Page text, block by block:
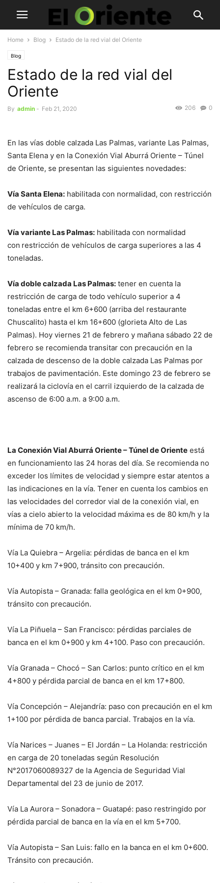
Home Blog Estado de la red vial del Oriente
Blog
Estado de la red vial del
Oriente
By admin - Feb 21, 2020 0
206
En las vías doble calzada Las Palmas, variante Las Palmas,
Santa Elena y en la Conexión Vial Aburrá Oriente – Túnel
de Oriente, se presentan las siguientes novedades:
Vía Santa Elena: habilitada con normalidad, con restricción
de vehículos de carga.
Vía variante Las Palmas: habilitada con normalidad
con restricción de vehículos de carga superiores a las 4
toneladas.
Vía doble calzada Las Palmas: tener en cuenta la
restricción de carga de todo vehículo superior a 4
toneladas entre el km 6+600 (arriba del restaurante
Chuscalito) hasta el km 16+600 (glorieta Alto de Las
Palmas). Hoy viernes 21 de febrero y mañana sábado 22 de
febrero se recomienda transitar con precaución en la
calzada de descenso de la doble calzada Las Palmas por
trabajos de pavimentación. Este domingo 23 de febrero se
realizará la ciclovía en el carril izquierdo de la calzada de
ascenso de 6:00 a.m. a 9:00 a.m.
La Conexión Vial Aburrá Oriente – Túnel de Oriente está
en funcionamiento las 24 horas del día. Se recomienda no
exceder los límites de velocidad y siempre estar atentos a
las indicaciones en la vía. Tener en cuenta los cambios en
las velocidades del corredor vial de la conexión vial, en
vías a cielo abierto la velocidad máxima es de 80 km/h y la
mínima de 70 km/h.
Vía La Quiebra – Argelia: pérdidas de banca en el km
10+400 y km 7+900, tránsito con precaución.
Vía Autopista – Granada: falla geológica en el km 0+900,
tránsito con precaución.
Vía La Piñuela – San Francisco: pérdidas parciales de
banca en el km 0+900 y km 4+100. Paso con precaución.
Vía Granada – Chocó – San Carlos: punto crítico en el km
4+800 y pérdida parcial de banca en el km 17+800.
Vía Concepción – Alejandría: paso con precaución en el km
1+100 por pérdida de banca parcial. Trabajos en la vía.
Vía Narices – Juanes – El Jordán – La Holanda: restricción
en carga de 20 toneladas según Resolución
N°2017060089327 de la Agencia de Seguridad Vial
Departamental del 23 de junio de 2017.
Vía La Aurora – Sonadora – Guatapé: paso restringido por
pérdida parcial de banca en la vía en el km 5+700.
Vía Autopista – San Luis: fallo en la banca en el km 0+600.
Tránsito con precaución.